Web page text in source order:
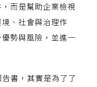
而是幫助企業檢視
、社會與治理作
勢與風險，並進一
告書，其實是為了了